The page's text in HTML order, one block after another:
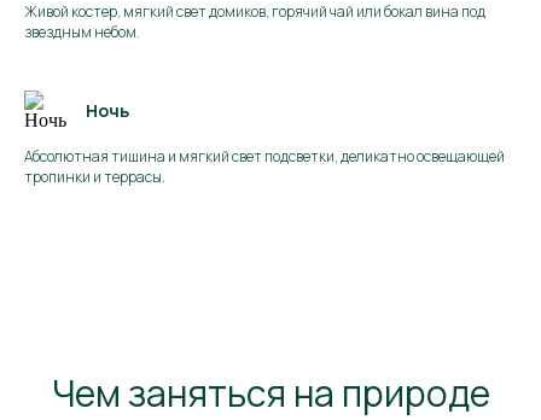
Живой костер, мягкий свет домиков, горячий чай или бокал вина под
звездным небом.
Ночь
Абсолютная тишина и мягкий свет подсветки, деликатно освещающей
тропинки и террасы.
Чем заняться на природе